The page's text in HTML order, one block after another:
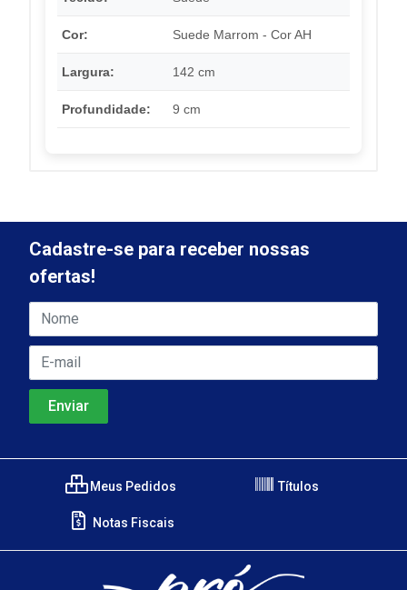
Cor: Suede Marrom - Cor AH
Largura: 142 cm
Profundidade: 9 cm
Cadastre-se para receber nossas
ofertas!
Meus Pedidos Títulos
Notas Fiscais